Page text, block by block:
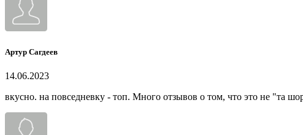
Артур Сагдеев
14.06.2023
вкусно. на повседневку - топ. Много отзывов о том, что это не "та